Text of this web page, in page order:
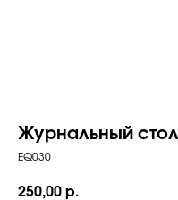
Журнальный
EQ030
250,00 р.